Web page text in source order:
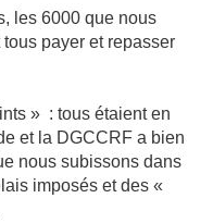
les 6000 que nous
payer et repasser
» : tous étaient en
et la DGCCRF a bien
nous subissons dans
imposés et des «